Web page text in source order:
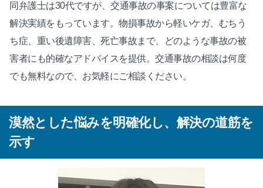
同弁護士は30代ですが、交通事故の事案については豊富な
解決実績をもっています。物損事故から軽いケガ、むちう
ち症、重い後遺障害、死亡事故まで、どのような事故の被
害者にも的確なアドバイスを提供。交通事故の相談は何度
でも無料なので、お気軽にご相談ください。
漠然とした悩みを明確化し、解決の道筋を
示す